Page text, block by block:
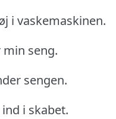
i vaskemaskinen.
min seng.
sengen.
i skabet.